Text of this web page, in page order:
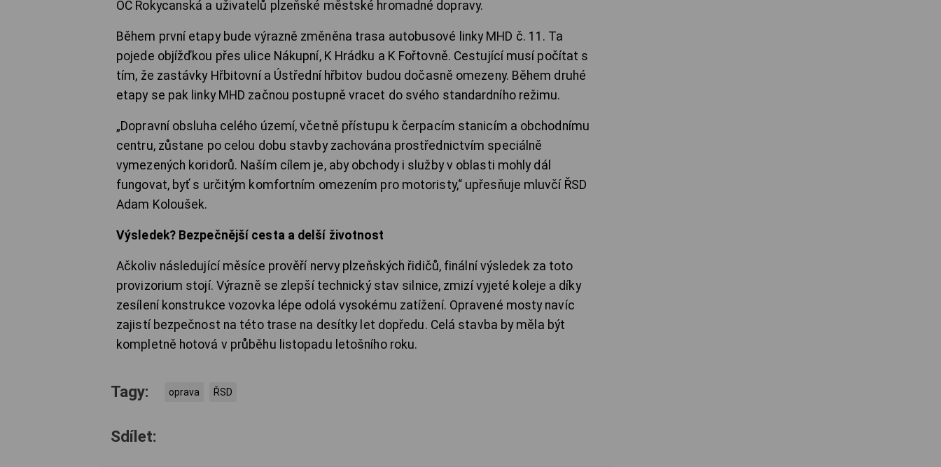
OC Rokycanská a uživatelů plzeňské městské hromadné dopravy.
Během první etapy bude výrazně změněna trasa autobusové linky MHD č. 11. Ta
pojede objížďkou přes ulice Nákupní, K Hrádku a K Fořtovně. Cestující musí počítat s
tím, že zastávky Hřbitovní a Ústřední hřbitov budou dočasně omezeny. Během druhé
etapy se pak linky MHD začnou postupně vracet do svého standardního režimu.
„Dopravní obsluha celého území, včetně přístupu k čerpacím stanicím a obchodnímu
centru, zůstane po celou dobu stavby zachována prostřednictvím speciálně
vymezených koridorů. Naším cílem je, aby obchody i služby v oblasti mohly dál
fungovat, byť s určitým komfortním omezením pro motoristy,“ upřesňuje mluvčí ŘSD
Adam Koloušek.
Výsledek? Bezpečnější cesta a delší životnost
Ačkoliv následující měsíce prověří nervy plzeňských řidičů, finální výsledek za toto
provizorium stojí. Výrazně se zlepší technický stav silnice, zmizí vyjeté koleje a díky
zesílení konstrukce vozovka lépe odolá vysokému zatížení. Opravené mosty navíc
zajistí bezpečnost na této trase na desítky let dopředu. Celá stavba by měla být
kompletně hotová v průběhu listopadu letošního roku.
Tagy: oprava ŘSD
Sdílet: